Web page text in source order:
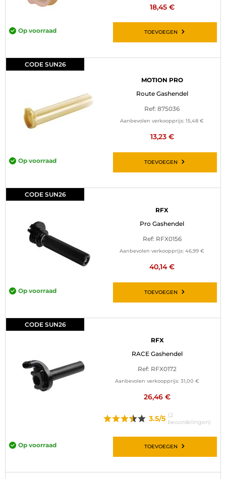
18,45 €
Op voorraad TOEVOEGEN
CODE SUN26
MOTION PRO
Route Gashendel
Ref: 875036
Aanbevolen verkoopprijs: 15,48 €
13,23 €
Op voorraad TOEVOEGEN
CODE SUN26
RFX
Pro Gashendel
Ref: RFX0156
Aanbevolen verkoopprijs: 46,99 €
40,14 €
Op voorraad TOEVOEGEN
CODE SUN26
RFX
RACE Gashendel
Ref: RFX0172
Aanbevolen verkoopprijs: 31,00 €
26,46 €
3.5/5 (2
beoordelingen)
Op voorraad TOEVOEGEN